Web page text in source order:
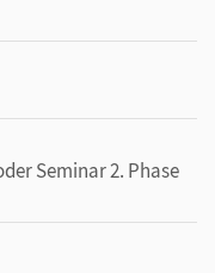
Seminar 2. Phase